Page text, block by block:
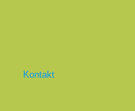
Kontakt